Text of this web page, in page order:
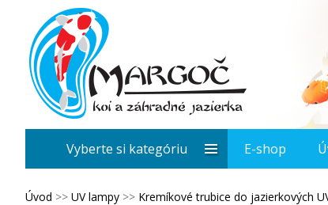
Úvod >> UV lampy >> Kremíkové trubice do jazierkových
Vyberte si kategóriu E-shop